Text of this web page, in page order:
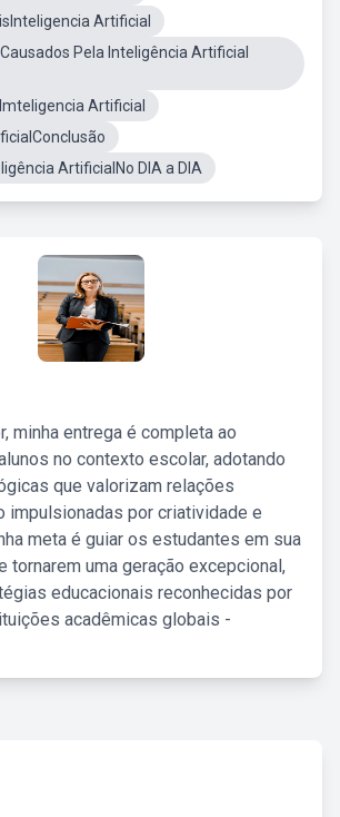
Artificial
Pela Inteligência Artificial
Artificial
ArtificialNo DIA a DIA
minha entrega é completa ao
no contexto escolar, adotando
que valorizam relações
impulsionadas por criatividade e
meta é guiar os estudantes em sua
tornarem uma geração excepcional,
educacionais reconhecidas por
acadêmicas globais -